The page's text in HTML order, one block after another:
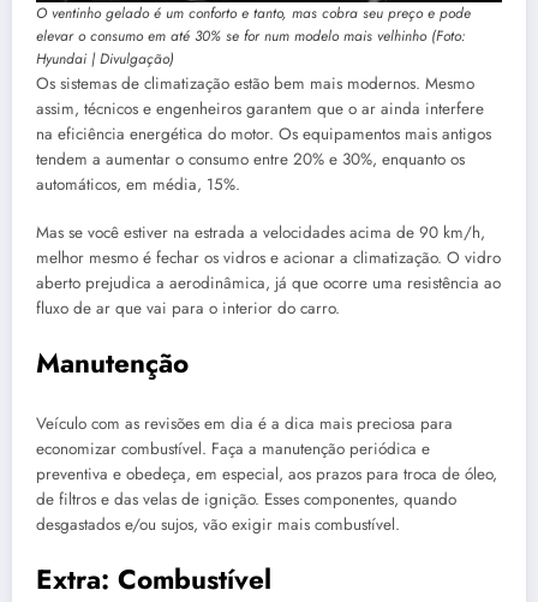
O ventinho gelado é um conforto e tanto, mas cobra seu preço e pode
elevar o consumo em até 30% se for num modelo mais velhinho (Foto:
Hyundai | Divulgação)
Os sistemas de climatização estão bem mais modernos. Mesmo
assim, técnicos e engenheiros garantem que o ar ainda interfere
na eficiência energética do motor. Os equipamentos mais antigos
tendem a aumentar o consumo entre 20% e 30%, enquanto os
automáticos, em média, 15%.
Mas se você estiver na estrada a velocidades acima de 90 km/h,
melhor mesmo é fechar os vidros e acionar a climatização. O vidro
aberto prejudica a aerodinâmica, já que ocorre uma resistência ao
fluxo de ar que vai para o interior do carro.
Manutenção
Veículo com as revisões em dia é a dica mais preciosa para
economizar combustível. Faça a manutenção periódica e
preventiva e obedeça, em especial, aos prazos para troca de óleo,
de filtros e das velas de ignição. Esses componentes, quando
desgastados e/ou sujos, vão exigir mais combustível.
Extra: Combustível